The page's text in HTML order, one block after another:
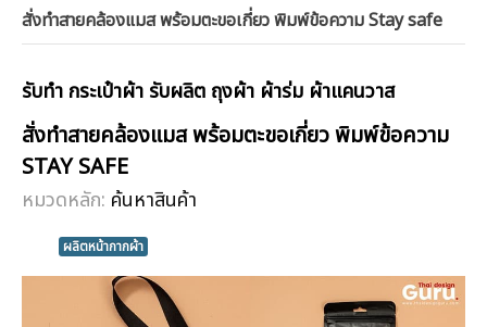
สั่งทำสายคล้องแมส พร้อมตะขอเกี่ยว พิมพ์ข้อความ Stay safe
รับทำ กระเป๋าผ้า รับผลิต ถุงผ้า ผ้าร่ม ผ้าแคนวาส
สั่งทำสายคล้องแมส พร้อมตะขอเกี่ยว พิมพ์ข้อความ
STAY SAFE
หมวดหลัก: ค้นหาสินค้า
ผลิตหน้ากากผ้า